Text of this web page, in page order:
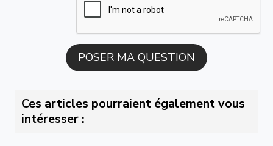
Ces articles pourraient également vous
intéresser :